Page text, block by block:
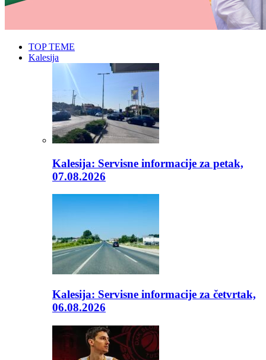
TOP TEME
Kalesija
Kalesija: Servisne informacije za petak,
07.08.2026
Kalesija: Servisne informacije za četvrtak,
06.08.2026